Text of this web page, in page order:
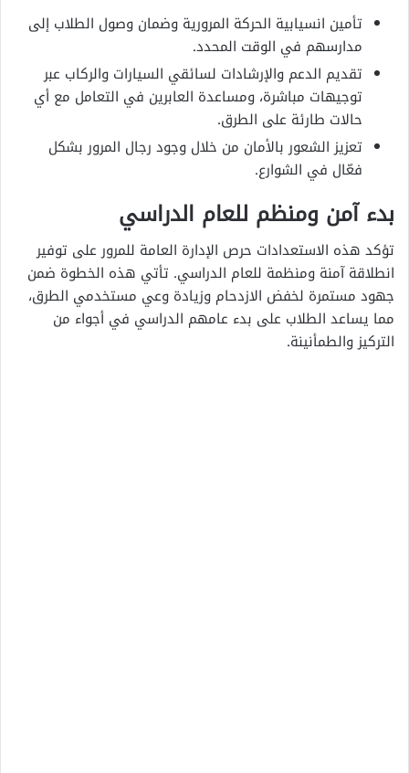
تأمين انسيابية الحركة المرورية وضمان وصول الطلاب إلى
مدارسهم في الوقت المحدد.
تقديم الدعم والإرشادات لسائقي السيارات والركاب عبر
توجيهات مباشرة، ومساعدة العابرين في التعامل مع أي
حالات طارئة على الطرق.
تعزيز الشعور بالأمان من خلال وجود رجال المرور بشكل
فعّال في الشوارع.
بدء آمن ومنظم للعام الدراسي
تؤكد هذه الاستعدادات حرص الإدارة العامة للمرور على توفير
انطلاقة آمنة ومنظمة للعام الدراسي. تأتي هذه الخطوة ضمن
جهود مستمرة لخفض الازدحام وزيادة وعي مستخدمي الطرق،
مما يساعد الطلاب على بدء عامهم الدراسي في أجواء من
التركيز والطمأنينة.